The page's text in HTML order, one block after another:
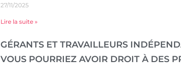
27/11/2025
Lire la suite »
GÉRANTS ET TRAVAILLEURS
VOUS POURRIEZ AVOIR DROIT À DES